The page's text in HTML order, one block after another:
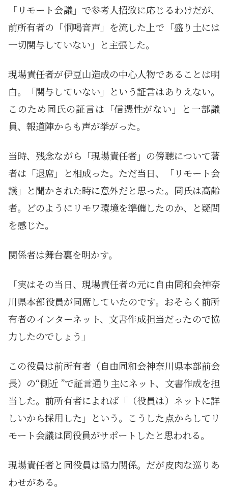
「リモート会議」で参考人招致に応じるわけだが、
前所有者の「恫喝音声」を流した上で「盛り土には
一切関与していない」と主張した。
現場責任者が伊豆山造成の中心人物であることは明
白。「関与していない」という証言はありえない。
このため同氏の証言は「信憑性がない」と一部議
員、報道陣からも声が挙がった。
当時、残念ながら「現場責任者」の傍聴について著
者は「退席」と相成った。ただ当日、「リモート会
議」と聞かされた時に意外だと思った。同氏は高齢
者。どのようにリモワ環境を準備したのか、と疑問
を感じた。
関係者は舞台裏を明かす。
「実はその当日、現場責任者の元に自由同和会神奈
川県本部役員が同席していたのです。おそらく前所
有者のインターネット、文書作成担当だったので協
力したのでしょう」
この役員は前所有者（自由同和会神奈川県本部前会
長）の“側近 ”で証言通り主にネット、文書作成を担
当した。前所有者によれば「（役員は）ネットに詳
しいから採用した」という。こうした点からしてリ
モート会議は同役員がサポートしたと思われる。
現場責任者と同役員は協力関係。だが皮肉な巡りあ
わせがある。